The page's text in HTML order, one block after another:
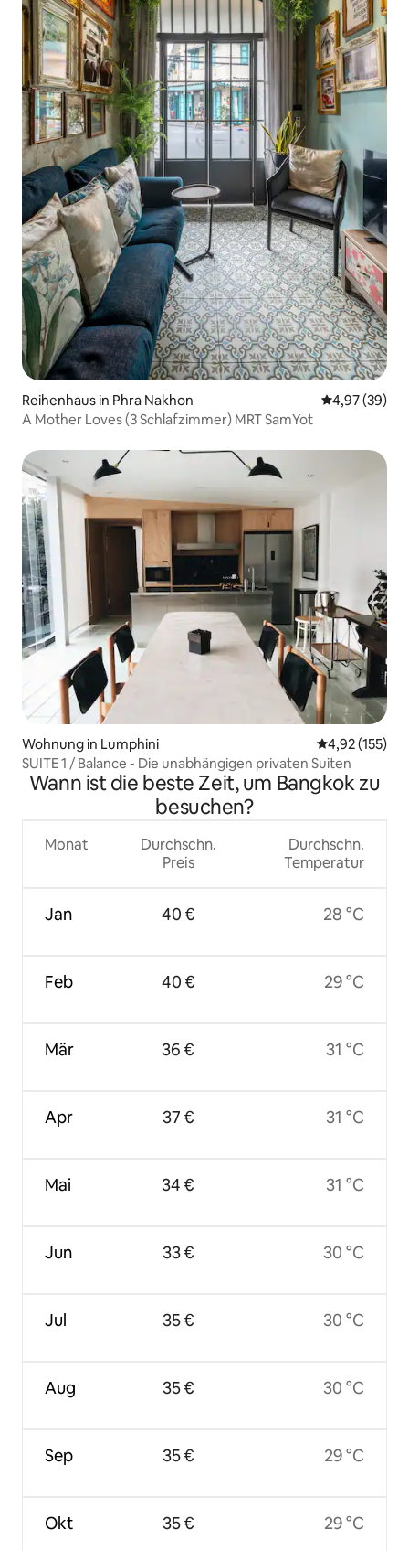
Reihenhaus in Phra Nakhon
4,97 (39)
A Mother Loves (3 Schlafzimmer) MRT SamYot
Wohnung in Lumphini
4,92 (155)
SUITE 1 / Balance - Die unabhängigen privaten Suiten
Wann ist die beste Zeit, um Bangkok zu
besuchen?
Monat
Jan
Feb
Mär
Apr
Mai
Jun
Jul
Aug
Sep
Okt
Durchschn.
Preis
40 €
40 €
36 €
37 €
34 €
33 €
35 €
35 €
35 €
35 €
Durchschn.
Temperatur
28 °C
29 °C
31 °C
31 °C
31 °C
30 °C
30 °C
30 °C
29 °C
29 °C